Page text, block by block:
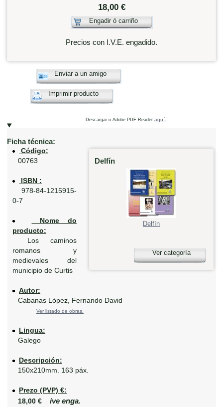
18,00 €
Engadir ó carriño
Precios con I.V.E. engadido.
Enviar a un amigo
Imprimir producto
Descargar o Adobe PDF Reader aquí.
Ficha técnica:
Delfín
Delfín
Ver categoría
Código:
00763
ISBN :
978-84-1215915-
0-7
Nome do
producto:
Los caminos
romanos y
medievales del
municipio de Curtis
Autor:
Cabanas López, Fernando David
Ver listado de obras.
Lingua:
Galego
Descripción:
150x210mm. 163 páx.
Prezo (PVP) €:
18,00 € ive enga.